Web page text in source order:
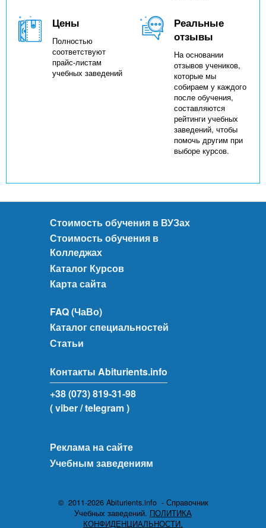
Цены
Полностью
соответствуют
прайс-листам
учебных заведений
Реальные
отзывы
На основании
отзывов учеников,
которые мы
собираем у каждого
после обучения,
составляются
рейтинги учебных
заведений, чтобы
помочь другим при
выборе курсов.
Стоимость обучения в ВУЗах
Стоимость обучения в
Колледжах
Каталог Курсов
Карта сайта
FAQ (ЧаВо)
Каталог специальностей
Статьи
Контакты Abiturients.info
+38 (073) 819-31-98
( viber/ telegram )
Реклама на сайте
Учебным заведениям
© 2011-2026 Abiturients.info - Справочник
Учебных заведений. ПОЛИТИКА
КОНФИДЕНЦИАЛЬНОСТИ.